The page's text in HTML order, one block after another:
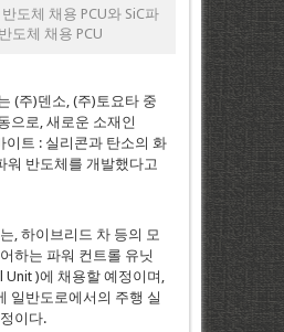
도체 채용 PCU와 SiC파
도체 채용 PCU
(주)덴소, (주)토요타 중
으로, 새로운 소재인
이트 : 실리콘과 탄소의 화
워 반도체를 개발했다고
, 하이브리드 차 등의 모
하는 파워 컨트롤 유닛
)에 채용할 예정이며,
일반도로에서의 주행 실
이다.